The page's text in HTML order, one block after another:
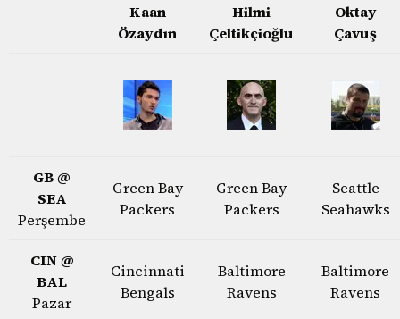
Kaan
Özaydın
Hilmi
Çeltikçioğlu
Oktay
Çavuş
GB @
SEA
Perşembe
Green Bay
Packers
Green Bay
Packers
Seattle
Seahawks
CIN @
BAL
Pazar
Cincinnati
Bengals
Baltimore
Ravens
Baltimore
Ravens